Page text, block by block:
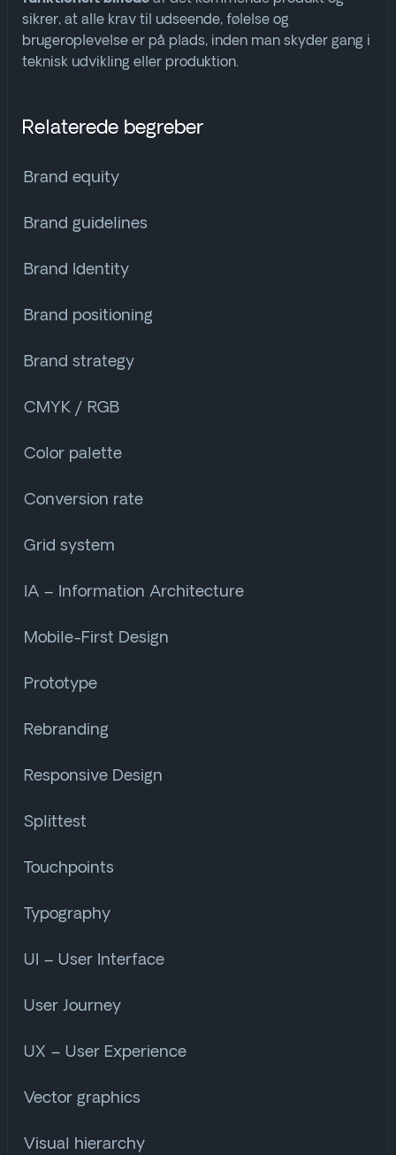
sikrer, at alle krav til udseende, følelse og
brugeroplevelse er på plads, inden man skyder gang i
teknisk udvikling eller produktion.
Relaterede begreber
Brand equity
Brand guidelines
Brand Identity
Brand positioning
Brand strategy
CMYK / RGB
Color palette
Conversion rate
Grid system
IA – Information Architecture
Mobile-First Design
Prototype
Rebranding
Responsive Design
Splittest
Touchpoints
Typography
UI – User Interface
User Journey
UX – User Experience
Vector graphics
Visual hierarchy